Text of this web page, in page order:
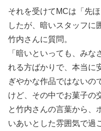
それを受けてMCは「先
したが、暗いスタッフに
竹内さんに質問。
「暗いといっても、みな
れる方ばかりで、本当に
ぎやかな作品ではないの
けど、その中でお菓子の
と竹内さんの言葉から、
いあいとした雰囲気で過